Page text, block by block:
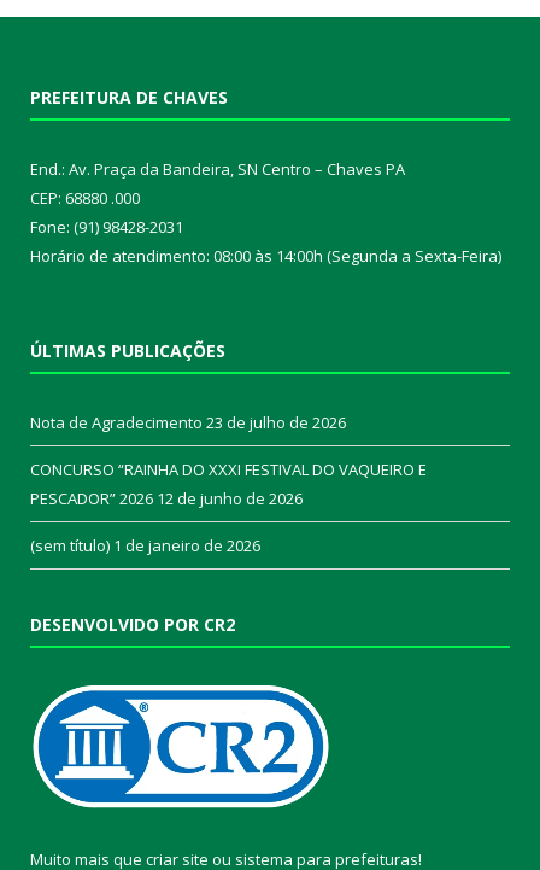
PREFEITURA DE CHAVES
End.: Av. Praça da Bandeira, SN Centro – Chaves PA
CEP: 68880 .000
Fone: (91) 98428-2031
Horário de atendimento: 08:00 às 14:00h (Segunda a Sexta-Feira)
ÚLTIMAS PUBLICAÇÕES
Nota de Agradecimento 23 de julho de 2026
CONCURSO “RAINHA DO XXXI FESTIVAL DO VAQUEIRO E
PESCADOR” 2026 12 de junho de 2026
(sem título) 1 de janeiro de 2026
DESENVOLVIDO POR CR2
Muito mais que criar site ou sistema para prefeituras!